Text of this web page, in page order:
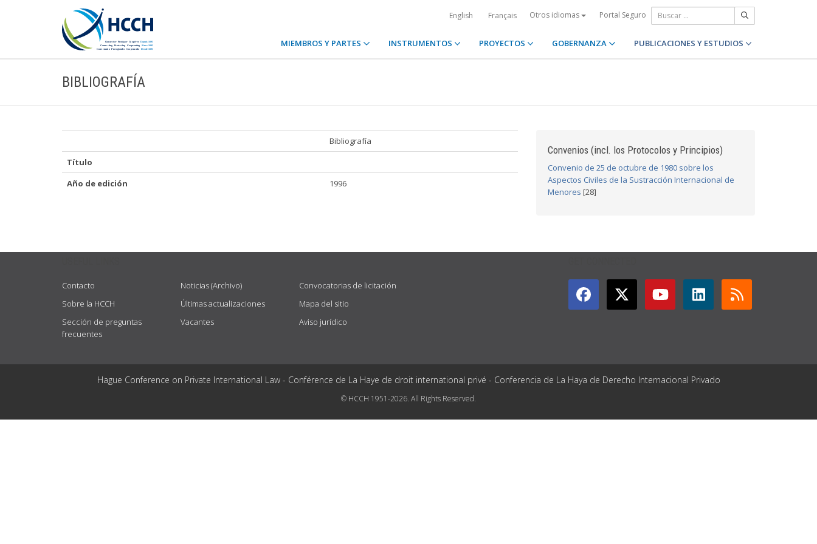
English Français Otros idiomas Portal Seguro
MIEMBROS Y PARTES INSTRUMENTOS PROYECTOS GOBERNANZA PUBLICACIONES Y ESTUDIOS
BIBLIOGRAFÍA
Bibliografía
Título
Año de edición
1996
Convenios (incl. los Protocolos y Principios)
Convenio de 25 de octubre de 1980 sobre los
Aspectos Civiles de la Sustracción Internacional de
Menores [28]
Contacto
Sobre la HCCH
Sección de preguntas
frecuentes
Noticias (Archivo)
Últimas actualizaciones
Vacantes
Convocatorias de licitación
Mapa del sitio
Aviso jurídico
Hague Conference on Private International Law - Conférence de La Haye de droit international privé - Conferencia de La Haya de Derecho Internacional Privado
© HCCH 1951-2026. All Rights Reserved.